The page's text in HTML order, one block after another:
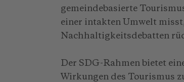
gemeindebasierte
einer intakten Umwelt
Nachhaltigkeitsdebatten
Der SDG-Rahmen bietet
Wirkungen des Tourismus